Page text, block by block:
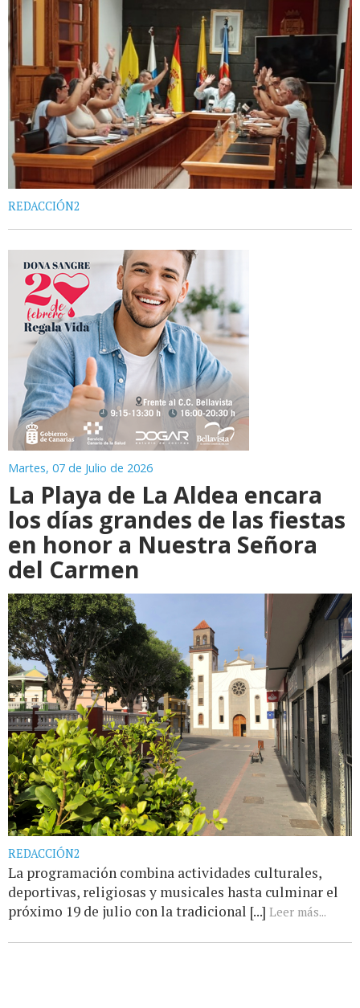
REDACCIÓN2
Martes, 07 de Julio de 2026
La Playa de La Aldea encara
los días grandes de las fiestas
en honor a Nuestra Señora
del Carmen
REDACCIÓN2
La programación combina actividades culturales,
deportivas, religiosas y musicales hasta culminar el
próximo 19 de julio con la tradicional [...] Leer más...